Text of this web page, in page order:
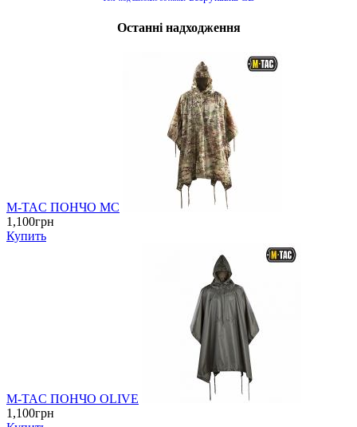
Останні надходження
M-TAC ПОНЧО MC
1,100грн
Купить
M-TAC ПОНЧО OLIVE
1,100грн